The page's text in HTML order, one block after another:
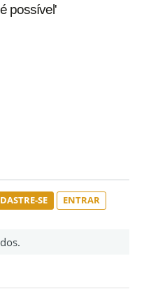
possível'